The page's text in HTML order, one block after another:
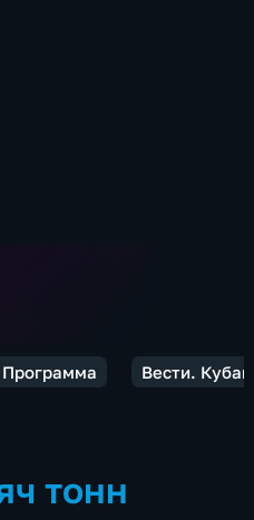
Программа Вести.
тонн